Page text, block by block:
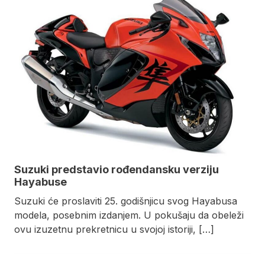
Suzuki predstavio rođendansku verziju
Hayabuse
Suzuki će proslaviti 25. godišnjicu svog Hayabusa
modela, posebnim izdanjem. U pokušaju da obeleži
ovu izuzetnu prekretnicu u svojoj istoriji, […]